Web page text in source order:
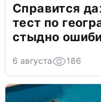
Справится
тест по
стыдно
6 августа 186